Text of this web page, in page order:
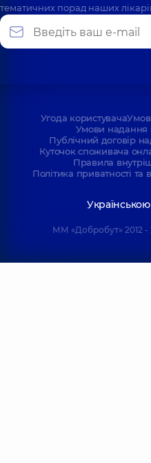
тематичних порад наших
Угода користувача
Умови надання
Публічний договір
Куточок споживача
Правила
Політика приватності
ММ «Добробут» 2012 -